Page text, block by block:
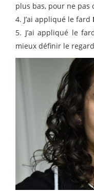
plus bas, pour ne pas
4. J’ai appliqué le fard
5. J’ai appliqué le
mieux définir le